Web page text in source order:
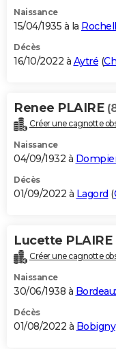
Naissance
15/04/1935 à la
Décès
16/10/2022 à Aytré (
Renee PLAIRE
Créer une cagnotte
Naissance
04/09/1932 à
Décès
01/09/2022 à Lagord (
Lucette PLAIRE
Créer une cagnotte
Naissance
30/06/1938 à
Décès
01/08/2022 à Bobigny